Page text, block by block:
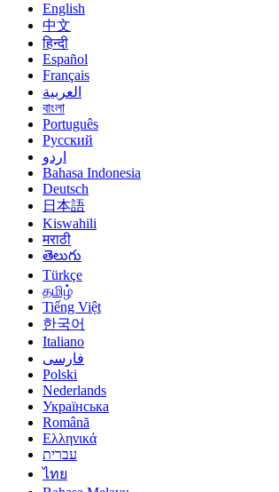
English
中文
हिन्दी
Español
Français
العربية
বাংলা
Português
Русский
اردو
Bahasa Indonesia
Deutsch
日本語
Kiswahili
मराठी
తెలుగు
Türkçe
தமிழ்
Tiếng Việt
한국어
Italiano
فارسی
Polski
Nederlands
Українська
Română
Ελληνικά
עברית
ไทย